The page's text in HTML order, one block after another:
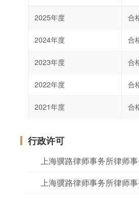
2025年度 合
2024年度 合
2023年度 合
2022年度 合
2021年度 合
行政许可
上海骥路律师事务所律师
上海骥路律师事务所律师